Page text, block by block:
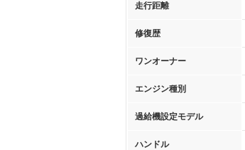
走行距離
修復歴
ワンオーナー
エンジン種別
過給機設定モデル
ハンドル